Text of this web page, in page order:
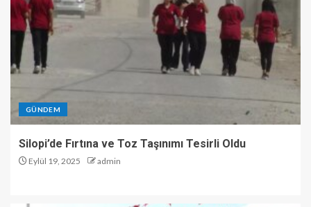
GÜNDEM
Silopi’de Fırtına ve Toz Taşınımı Tesirli Oldu
Eylül 19, 2025 admin